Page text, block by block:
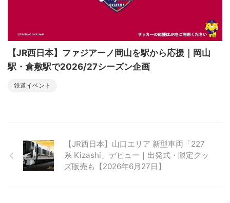
【JR西日本】ファジアーノ岡山を駅から応援｜岡山
駅・倉敷駅で2026/27シーズン企画
鉄道イベント
【JR西日本】山口エリア 新型車両「227
系 Kizashi」デビュー｜出発式・限定グッ
ズ販売も【2026年6月27日】